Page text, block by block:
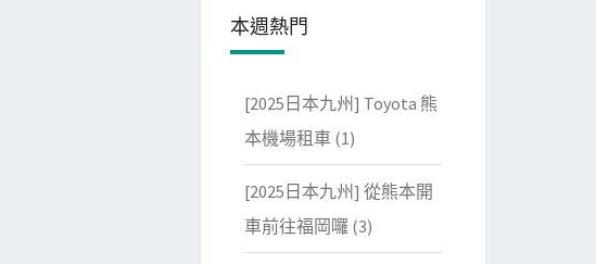
本週熱門
[2025日本九州] Toyota 熊
本機場租車 (1)
[2025日本九州] 從熊本開
車前往福岡囉 (3)